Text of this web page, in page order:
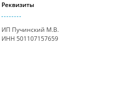
Реквизиты
ИП Пучинский М.В.
ИНН 501107157659